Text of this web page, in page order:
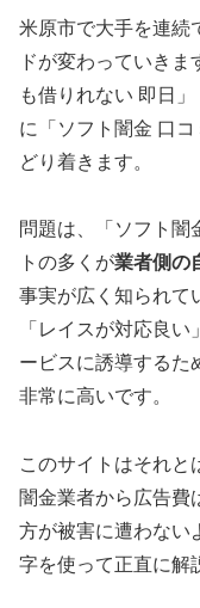
米原市で大手を連続
ドが変わっていき
も借りれない 即日
に「ソフト闇金 口
どり着きます。
問題は、「ソフト闇
トの多くが業者側の
事実が広く知られて
「レイスが対応良
ービスに誘導するた
非常に高いです。
このサイトはそれと
闇金業者から広告費
方が被害に遭わない
字を使って正直に解